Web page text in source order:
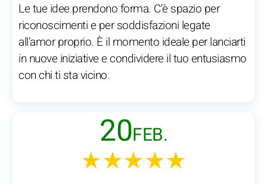
Le tue idee prendono forma. C’è spazio per
riconoscimenti e per soddisfazioni legate
all’amor proprio. È il momento ideale per lanciarti
in nuove iniziative e condividere il tuo entusiasmo
con chi ti sta vicino.
20FEB.
★★★★★